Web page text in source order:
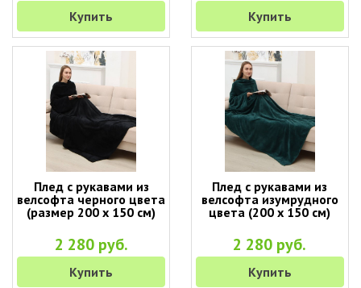
Купить Купить
Плед с рукавами из
велсофта черного цвета
(размер 200 х 150 см)
2 280 руб.
Купить
Плед с рукавами из
велсофта изумрудного
цвета (200 х 150 см)
2 280 руб.
Купить